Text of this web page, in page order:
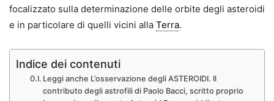
focalizzato sulla determinazione delle orbite degli asteroidi
e in particolare di quelli vicini alla Terra.
Indice dei contenuti
Leggi anche L’osservazione degli ASTEROIDI. Il
contributo degli astrofili di Paolo Bacci, scritto proprio